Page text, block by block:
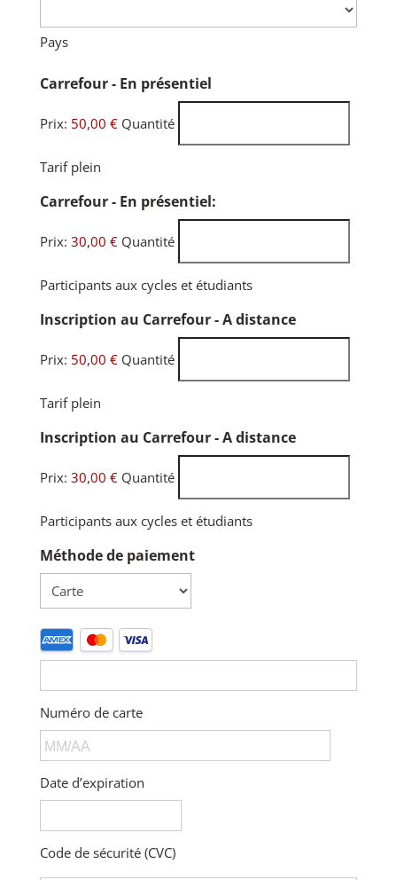
Pays
Carrefour - En présentielQuantité
Prix: 50,00 € Quantité
Tarif plein
Carrefour - En présentiel:Quantité
Prix: 30,00 € Quantité
Participants aux cycles et étudiants
Inscription au Carrefour - A distanceQuantité
Prix: 50,00 € Quantité
Tarif plein
Inscription au Carrefour - A distanceQuantité
Prix: 30,00 € Quantité
Participants aux cycles et étudiants
Méthode de paiement
Cartes
bancaires
en
charge :
American
Express,
MasterCard,
Visa
Numéro de carte
Date d’expiration
Code de sécurité (CVC)